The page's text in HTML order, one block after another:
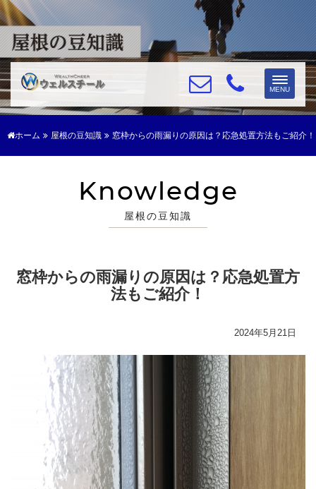
Toggle
MENU
ホーム 屋根の豆知識 窓枠からの雨漏りの原因は？応急処置方法もご紹介！
Knowledge
屋根の豆知識
窓枠からの雨漏りの原因は？応急処置方
法もご紹介！
2024年5月21日